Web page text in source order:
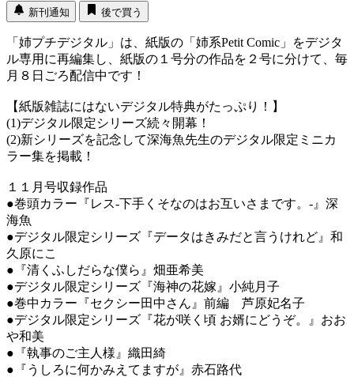
新刊通知 後で買う
「姉プチデジタル」は、紙版の「姉系Petit Comic」をデジタ
ル専用に再編集し、紙版の１号分の作品を２号に分けて、毎
月８日ごろ配信中です！
【紙版雑誌にはないデジタル特典がたっぷり！】
(1)デジタル限定シリーズ続々開幕！
(2)新シリーズを記念して深海魚先生のデジタル限定ミニカ
ラー集を掲載！
１１月号収録作品
●巻頭カラー『レス-下手くそなのはお互いさまです。-』深
海魚
●デジタル限定シリーズ『データはきみだと言うけれど』和
久原にこ
●『清くふしだらな僕ら』畑亜希美
●デジタル限定シリーズ『海神の花嫁』小純月子
●巻中カラー『セクシー田中さん』前編 芦原妃名子
●デジタル限定シリーズ『花が咲く頃 お婿にどうぞ。』おお
や和美
●『執事のご主人様』織田綺
●『うしろに何かみえてますが』赤石路代